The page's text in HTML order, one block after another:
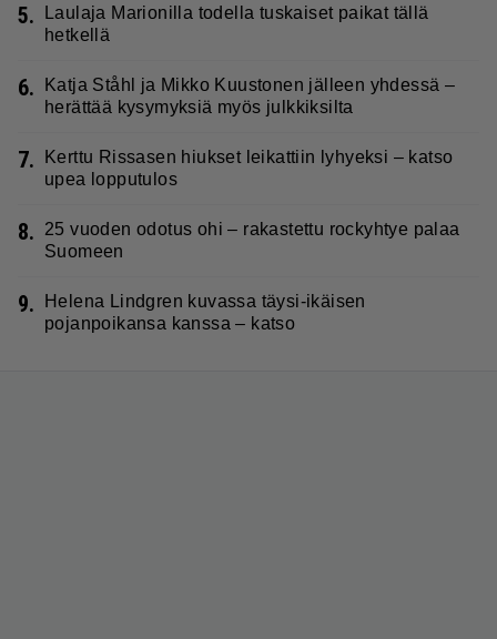
5.
Laulaja Marionilla todella tuskaiset paikat tällä
hetkellä
6.
Katja Ståhl ja Mikko Kuustonen jälleen yhdessä –
herättää kysymyksiä myös julkkiksilta
7.
Kerttu Rissasen hiukset leikattiin lyhyeksi – katso
upea lopputulos
8.
25 vuoden odotus ohi – rakastettu rockyhtye palaa
Suomeen
9.
Helena Lindgren kuvassa täysi-ikäisen
pojanpoikansa kanssa – katso